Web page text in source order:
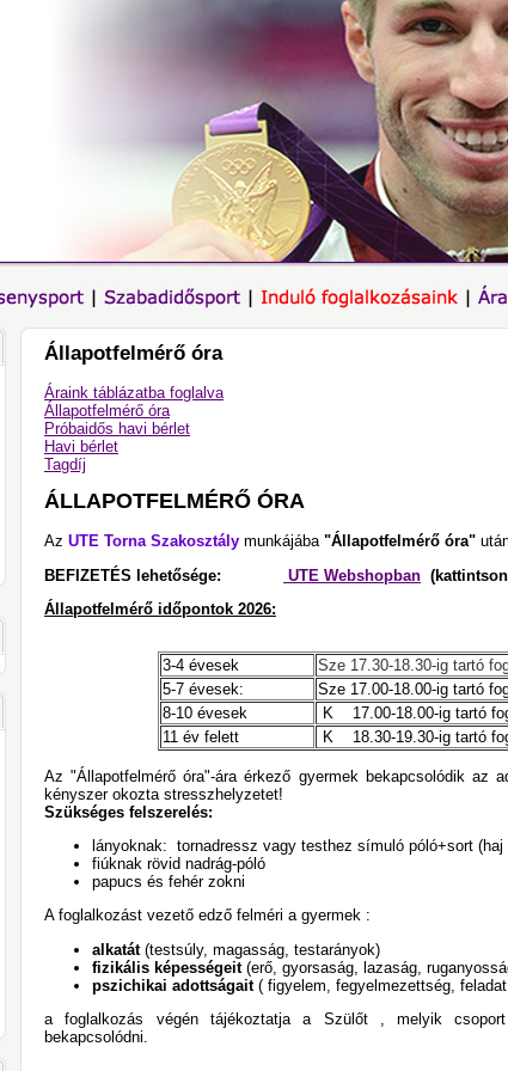
Állapotfelmérő óra
Áraink táblázatba foglalva
Állapotfelmérő óra
Próbaidős havi bérlet
Havi bérlet
Tagdíj
ÁLLAPOTFELMÉRŐ ÓRA
Az UTE Torna Szakosztály munkájába"Állapotfelmérő óra"
BEFIZETÉS lehetősége:
UTE Webshopban
Állapotfelmérő időpontok 2026:
3-4 évesek
Sze 17.30-18.30-ig tartó
5-7 évesek:
Sze 17.00-18.00-ig tartó
8-10 évesek
K 17.00-18.00-ig tartó
11 év felett
K 18.30-19.30-ig tartó
Az "Állapotfelmérő óra"-ára érkező gyermek bekapcsolódik az
kényszer okozta stresszhelyzetet!
Szükséges felszerelés:
lányoknak: tornadressz vagy testhez símuló póló+sort
fiúknak rövid nadrág-póló
papucs és fehér zokni
A foglalkozást vezető edző felméri a gyermek :
alkatát (testsúly, magasság, testarányok)
fizikális képességeit(erő, gyorsaság, lazaság,
pszichikai adottságait( figyelem, fegyelmezettség,
a foglalkozás végén tájékoztatja a Szülőt , melyik csoport
bekapcsolódni.